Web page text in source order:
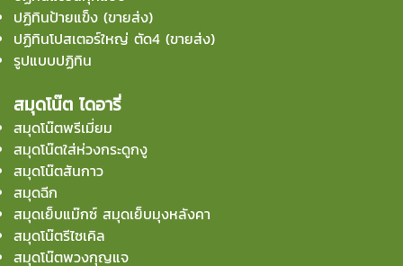
ปฏิทินป้ายแข็ง (ขายส่ง)
ปฏิทินโปสเตอร์ใหญ่ ตัด4 (ขายส่ง)
รูปแบบปฏิทิน
สมุดโน๊ต ไดอารี่
สมุดโน๊ตพรีเมี่ยม
สมุดโน๊ตใส่ห่วงกระดูกงู
สมุดโน๊ตสันกาว
สมุดฉีก
สมุดเย็บแม๊กซ์ สมุดเย็บมุงหลังคา
สมุดโน๊ตรีไซเคิล
สมุดโน๊ตพวงกุญแจ